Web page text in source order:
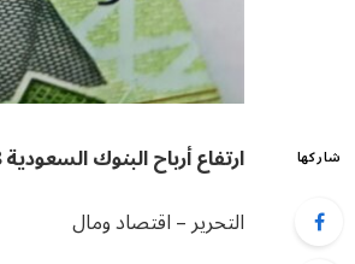
شاركها
ارتفاع أرباح البنوك السعودية 18% في أكتوبر
التحرير – اقتصاد ومال